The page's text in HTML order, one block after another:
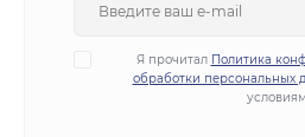
Я прочитал Политика
обработки персональных